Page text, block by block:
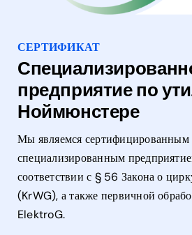
СЕРТИФИКАТ
предприятие по
Ноймюнстере
Мы являемся сертифицированным
специализированным
соответствии с § 56 Закона о
(KrWG), а также первичной
ElektroG.